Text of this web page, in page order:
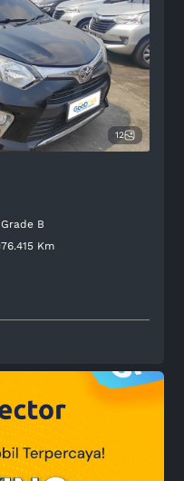
12
Grade B
76.415 Km